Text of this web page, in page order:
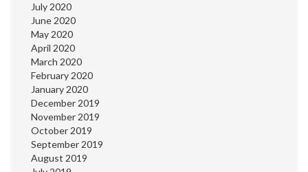
July 2020
June 2020
May 2020
April 2020
March 2020
February 2020
January 2020
December 2019
November 2019
October 2019
September 2019
August 2019